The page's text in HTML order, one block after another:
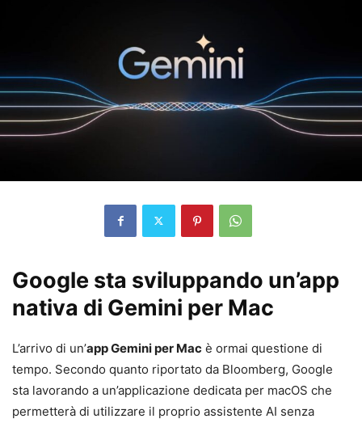
Google sta sviluppando un’app
nativa di Gemini per Mac
L’arrivo di un’app Gemini per Mac è ormai questione di
tempo. Secondo quanto riportato da Bloomberg, Google
sta lavorando a un’applicazione dedicata per macOS che
permetterà di utilizzare il proprio assistente AI senza